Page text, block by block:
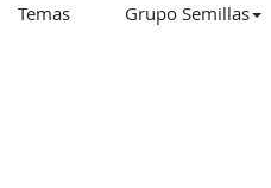
Temas Grupo Semillas